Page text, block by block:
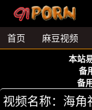
首页 麻豆视频
本站
备
备
视频名称：海